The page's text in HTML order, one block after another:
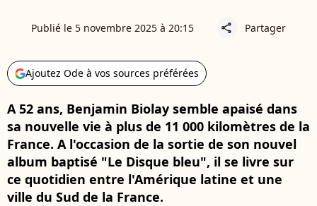
Publié le 5 novembre 2025 à 20:15 share Partager
Ajoutez Ode à vos sources préférées
A 52 ans, Benjamin Biolay semble apaisé dans
sa nouvelle vie à plus de 11 000 kilomètres de la
France. A l'occasion de la sortie de son nouvel
album baptisé "Le Disque bleu", il se livre sur
ce quotidien entre l'Amérique latine et une
ville du Sud de la France.